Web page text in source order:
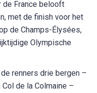
de France belooft
met de finish voor het
de Champs-Élysées,
Olympische
renners drie bergen –
Col de la Colmaine –